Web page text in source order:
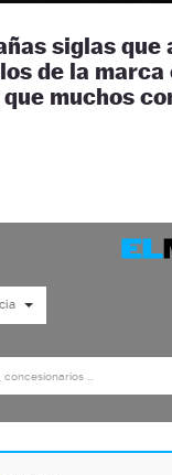
siglas que
de la marca
muchos